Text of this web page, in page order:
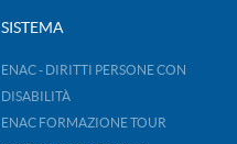
SISTEMA
ENAC - DIRITTI PERSONE CON
DISABILITÀ
ENAC FORMAZIONE TOUR